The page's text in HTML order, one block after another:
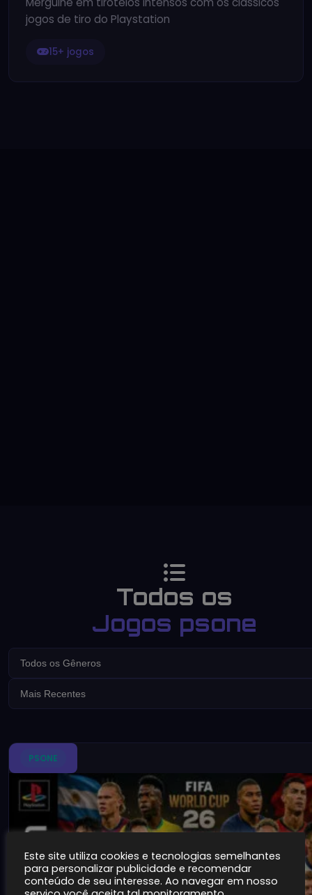
jogos de tiro do Playstation
15+ jogos
Todos os
Jogos psone
PSONE
Este site utiliza cookies e tecnologias semelhantes
para personalizar publicidade e recomendar
conteúdo de seu interesse. Ao navegar em nosso